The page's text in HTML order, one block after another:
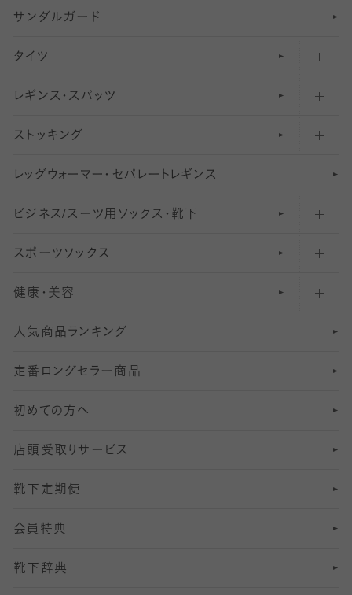
足袋ソックス・靴下
無地・プレーンソックス・靴下
柄ソックス・靴下
スニーカー（くるぶし）用ソックス
アンクル・ショートソックス（くるぶし上）
クルーソックス（ふくらはぎ下）
ハイソックス
オーバーニー・ニーハイソックス
フットカバー・カバーソックス（深め）
フットカバー・カバーソックス（ふつう）
フットカバー・カバーソックス（浅め）
サンダルガード
タイツ
30デニール以下のタイツ（薄手タイツ）
31〜40デニールタイツ
41〜60デニールタイツ
61〜80デニールタイツ
81 〜110デニールタイツ
111〜210デニールタイツ
211デニールタイツ以上（防寒・厚手タイツ）
レギンス・スパッツ
柄レギンス
無地レギンス
レギンスパンツ（レギパン）
マタニティレギンス
5 分丈
6 分丈レギンス
7 分丈 レギンス
8分丈 レギンス
10分丈 レギンス
12分丈レギンス
13分丈レギンス
ストッキング
伝線しにくいストッキング
ショートストッキング
結婚式用ストッキング
美脚ストッキング
オールスルーストッキング
レッ グ ウォー マー ・ セパレー ト レ ギンス
ビジネス/スーツ用 ソックス・靴下
匠シリーズ
フレッシャーズ向けソックス・靴下
冠婚葬祭向けソックス・靴下
スーツカジュアルソックス・靴下
ロングホーズ
スポーツソックス
ランニングソックス・靴下
ゴルフソックス・靴下
サッカー・フットサル用ソックス
ヨガソックス・靴下
スポーツ用レッグウォーマー
SSサイズ（21～23cm）
Sサイズ（22～25cm）
Mサイズ（25～27cm）
健康・美容
インナーソックス
加圧・着圧ソックス
冷えとり靴下
着圧・加圧タイツ
むくみ対策
足の疲れ対策
足の臭い対策
人気商品ランキング
定番ロングセラー商品
初めての方へ
店頭受取りサービス
靴下定期便
会員特典
靴下辞典